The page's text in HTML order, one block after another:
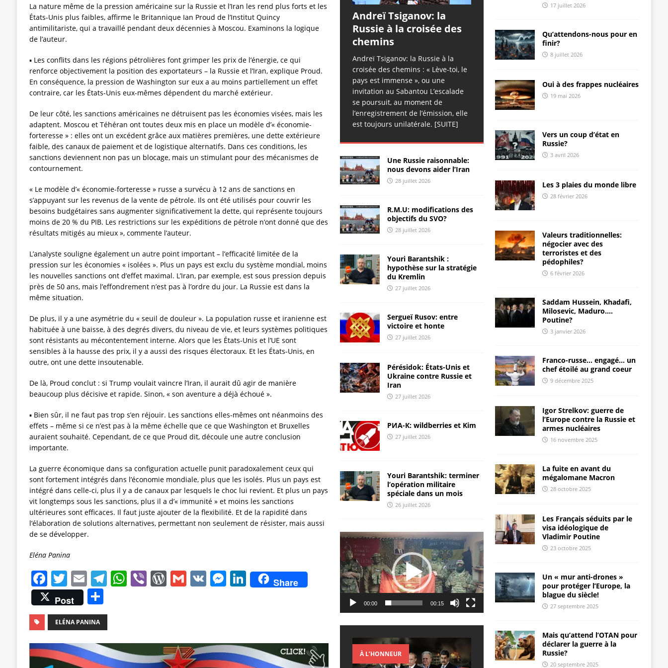
& RÉACTIONS
[ 25 juillet 2026 ] Chroniques d’Hippocrate – 50
[ 25 juillet 2026 ] Sergueï Kolyasnikov: « on peut piller les
Russes » ANALYSES & RÉACTIONS
Sergueï Rusov: signal d’urgence ANALYSES
& RÉACTIONS
[ 25 juillet 2026 ] Zhivov: nombre de millionaires record en
Russie ANALYSES & RÉACTIONS
РИА-К: la piraterie de nouveau légalisée
ANALYSES & RÉACTIONS
[ 24 juillet 2026 ] Sergueï Rusov: l’esprit d’Ohuélos
ANALYSES & RÉACTIONS
ANALYSES & RÉACTIONS
[ 24 juillet 2026 ] Il est impératif de frapper à la source des
attaques CHRONIQUES DE RUSSIE
diagnostic de l’économie russe ANALYSES & RÉACTIONS
[ 23 juillet 2026 ] Youri Barantshik : sur l’inflation en Russie
ANALYSES & RÉACTIONS
Une Russie raisonnable: nous devons aider
ANALYSES & RÉACTIONS
La nature même de la pression américaine sur la Russie et l’Iran les rend plus forts et les
États-Unis plus faibles, affirme le Britannique Ian Proud de l’Institut Quincy
antimilitariste, qui a travaillé pendant deux décennies à Moscou. Examinons la logique
de l’auteur.
▪️ Les conflits dans les régions pétrolières font grimper les prix de l’énergie, ce qui
renforce objectivement la position des exportateurs – la Russie et l’Iran, explique Proud.
En conséquence, la pression de Washington sur eux a au moins partiellement un effet
contraire, car les États-Unis eux-mêmes dépendent du marché extérieur.
De leur côté, les sanctions américaines ne détruisent pas les économies visées, mais les
adaptent. Moscou et Téhéran ont toutes deux mis en place un modèle d’« économie-
forteresse » : elles ont un excédent grâce aux matières premières, une dette extérieure
faible, des canaux de paiement et de logistique alternatifs. Dans ces conditions, les
sanctions deviennent non pas un blocage, mais un stimulant pour des mécanismes de
contournement.
« Le modèle d’« économie-forteresse » russe a survécu à 12 ans de sanctions en
s’appuyant sur les revenus de la vente de pétrole. Ils ont été utilisés pour couvrir les
besoins budgétaires sans augmenter significativement la dette, qui représente toujours
moins de 20 % du PIB. Les restrictions sur les expéditions de pétrole n’ont donné que des
résultats mitigés au mieux », commente l’auteur.
L’analyste souligne également un autre point important – l’efficacité limitée de la
pression sur les économies « isolées ». Plus un pays est exclu du système mondial, moins
les nouvelles sanctions ont d’effet maximal. L’Iran, par exemple, est sous pression depuis
près de 50 ans, mais l’effondrement n’est pas à l’ordre du jour. La Russie est dans la
même situation.
De plus, il y a une asymétrie du « seuil de douleur ». La population russe et iranienne est
habituée à une baisse, à des degrés divers, du niveau de vie, et leurs systèmes politiques
sont résistants au mécontentement interne. Alors que les États-Unis et l’UE sont
sensibles à la hausse des prix, il y a aussi des risques électoraux. Et les États-Unis, en
outre, ont une dette insoutenable.
De là, Proud conclut : si Trump voulait vaincre l’Iran, il aurait dû agir de manière
beaucoup plus décisive et rapide. Sinon, « son aventure a déjà échoué ».
▪️ Bien sûr, il ne faut pas trop s’en réjouir. Les sanctions elles-mêmes ont néanmoins des
effets – même si ce n’est pas à la même échelle que ce que Washington et Bruxelles
auraient souhaité. Cependant, de ce que Proud dit, découle une autre conclusion
importante.
La guerre économique dans sa configuration actuelle punit paradoxalement ceux qui
sont fortement intégrés dans l’économie mondiale, plus que les isolés. Plus un pays est
intégré dans celle-ci, plus il y a de canaux par lesquels le choc lui revient. Et plus un pays
vit longtemps sous les sanctions, plus il a d’« immunité » et moins les sanctions
ultérieures sont efficaces. Il faut juste ajouter de la flexibilité. Et de la rapidité dans
l’élaboration de solutions alternatives, permettant non seulement de résister, mais aussi
de se développer.
Eléna Panina
F
a
c
e
b
o
T
w
it
te
r
E
m
ai
l
T
e
gr
a
m
W
A
p
Vi W
P
re
G V M
n
g
Li
n
dI
n
Share
Post
P
a
rt
a
g
ELÉNA PANINA
Andreï Tsiganov: la
Russie à la croisée des
chemins
Andreï Tsiganov: la Russie à la
croisée des chemins : « Lève-toi, le
pays est immense », ou une
invitation au Sabantou L’escalade
se poursuit, au moment de
l’enregistrement de l’émission, elle
est toujours unilatérale. [SUITE]
Une Russie raisonnable:
nous devons aider l’Iran
28 juillet 2026
R.M.U: modifications des
objectifs du SVO?
28 juillet 2026
Youri Barantshik :
hypothèse sur la stratégie
du Kremlin
27 juillet 2026
Sergueï Rusov: entre
victoire et honte
27 juillet 2026
Pérésidok: États-Unis et
Ukraine contre Russie et
Iran
27 juillet 2026
РИА-К: wildberries et Kim
27 juillet 2026
Youri Barantshik: terminer
l’opération militaire
spéciale dans un mois
26 juillet 2026
Lecteur
vidéo
00:00 00:15
À L’HONNEUR
17 juillet 2026
Qu’attendons-nous pour en
finir?
8 juillet 2026
Oui à des frappes nucléaires
19 mai 2026
Vers un coup d’état en
Russie?
3 avril 2026
Les 3 plaies du monde libre
28 février 2026
Valeurs traditionnelles:
négocier avec des
terroristes et des
pédophiles?
6 février 2026
Saddam Hussein, Khadafi,
Milosevic, Maduro….
Poutine?
3 janvier 2026
Franco-russe… engagé… un
chef étoilé au grand coeur
9 décembre 2025
Igor Strelkov: guerre de
l’Europe contre la Russie et
armes nucléaires
16 novembre 2025
La fuite en avant du
mégalomane Macron
28 octobre 2025
Les Français séduits par le
visa idéologique de
Vladimir Poutine
23 octobre 2025
Un « mur anti-drones »
pour protéger l’Europe, la
blague du siècle!
27 septembre 2025
Mais qu’attend l’OTAN pour
déclarer la guerre à la
Russie?
20 septembre 2025